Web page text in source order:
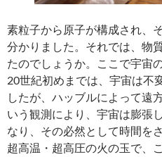
素粒子から原子が構成され、
分かりました。それでは、物
たのでしょうか。ここで宇宙
20世紀初めまでは、宇宙は不
したが、ハッブルによって遠
いう観測により、宇宙は膨張
なり、その必然として時間を
超高温・超高圧の火の玉で、